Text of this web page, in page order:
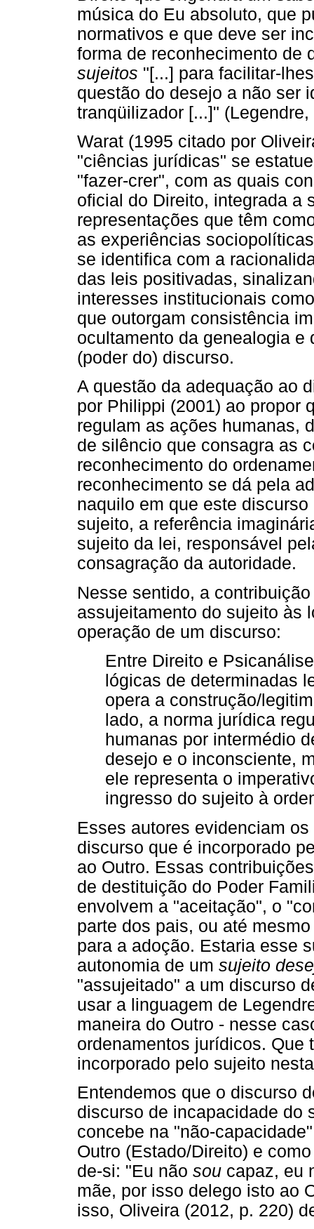
música do Eu absoluto, que
normativos e que deve ser
forma de reconhecimento de
sujeitos "[...] para facilitar-
questão do desejo a não ser
tranqüilizador [...]" (Legendre,
Warat (1995 citado por
"ciências jurídicas" se
"fazer-crer", com as quais
oficial do Direito, integrada a
representações que têm
as experiências
se identifica com a
das leis positivadas,
interesses institucionais
que outorgam consistência
ocultamento da genealogia
(poder do) discurso.
A questão da adequação ao
por Philippi (2001) ao propor
regulam as ações humanas,
de silêncio que consagra as
reconhecimento do
reconhecimento se dá pela
naquilo em que este
sujeito, a referência
sujeito da lei, responsável
consagração da autoridade.
Nesse sentido, a
assujeitamento do sujeito às
operação de um discurso:
Entre Direito e
lógicas de determinadas
opera a construção/
lado, a norma jurídica
humanas por intermédio
desejo e o inconsciente,
ele representa o
ingresso do sujeito à
Esses autores evidenciam
discurso que é incorporado
ao Outro. Essas
de destituição do Poder
envolvem a "aceitação", o
parte dos pais, ou até
para a adoção. Estaria esse
autonomia de um sujeito
"assujeitado" a um discurso
usar a linguagem de
maneira do Outro - nesse
ordenamentos jurídicos. Que
incorporado pelo sujeito
Entendemos que o discurso
discurso de incapacidade do
concebe na "não-
Outro (Estado/Direito) e
de-si: "Eu não sou capaz, eu
mãe, por isso delego isto ao
isso, Oliveira (2012, p. 220)